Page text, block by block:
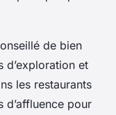
de bien
d’exploration et
les restaurants
d’affluence pour